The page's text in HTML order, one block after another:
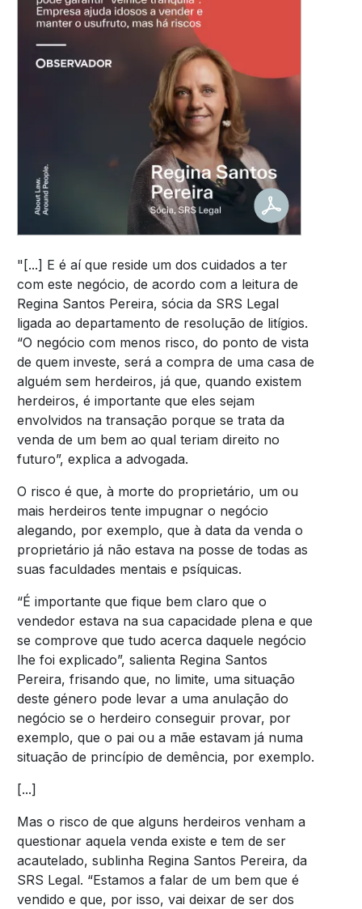
"[...] E é aí que reside um dos cuidados a ter
com este negócio, de acordo com a leitura de
Regina Santos Pereira, sócia da SRS Legal
ligada ao departamento de resolução de litígios.
“O negócio com menos risco, do ponto de vista
de quem investe, será a compra de uma casa de
alguém sem herdeiros, já que, quando existem
herdeiros, é importante que eles sejam
envolvidos na transação porque se trata da
venda de um bem ao qual teriam direito no
futuro”, explica a advogada.
O risco é que, à morte do proprietário, um ou
mais herdeiros tente impugnar o negócio
alegando, por exemplo, que à data da venda o
proprietário já não estava na posse de todas as
suas faculdades mentais e psíquicas.
“É importante que fique bem claro que o
vendedor estava na sua capacidade plena e que
se comprove que tudo acerca daquele negócio
lhe foi explicado”, salienta Regina Santos
Pereira, frisando que, no limite, uma situação
deste género pode levar a uma anulação do
negócio se o herdeiro conseguir provar, por
exemplo, que o pai ou a mãe estavam já numa
situação de princípio de demência, por exemplo.
[...]
Mas o risco de que alguns herdeiros venham a
questionar aquela venda existe e tem de ser
acautelado, sublinha Regina Santos Pereira, da
SRS Legal. “Estamos a falar de um bem que é
vendido e que, por isso, vai deixar de ser dos